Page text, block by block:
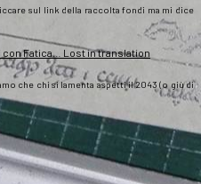
sul link della raccolta fondi ma mi dice
con Fatica… Lost in translation
che chi si lamenta aspetti il 2043 (o giù di